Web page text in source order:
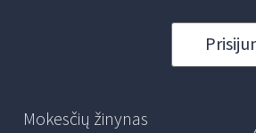
Mokesčių žinynas